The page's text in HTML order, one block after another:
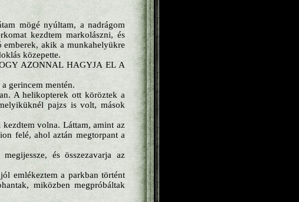
mögé nyúltam, a nadrágom
kezdtem markolászni, és
emberek, akik a munkahelyükre
közepette.
AZONNAL HAGYJA EL A
gerincem mentén.
A helikopterek ott köröztek a
pajzs is volt, mások
volna. Láttam, amint az
felé, ahol aztán megtorpant a
és összezavarja az
emlékeztem a parkban történt
miközben megpróbáltak